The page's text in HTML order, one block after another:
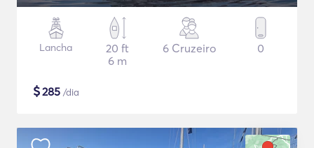
Lancha
20 ft
6 m
6 Cruzeiro 0
$285 /dia